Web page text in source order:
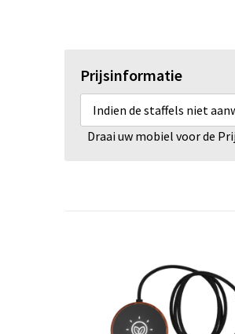
Prijsinformatie
Indien de staffels niet
Draai uw mobiel voor de